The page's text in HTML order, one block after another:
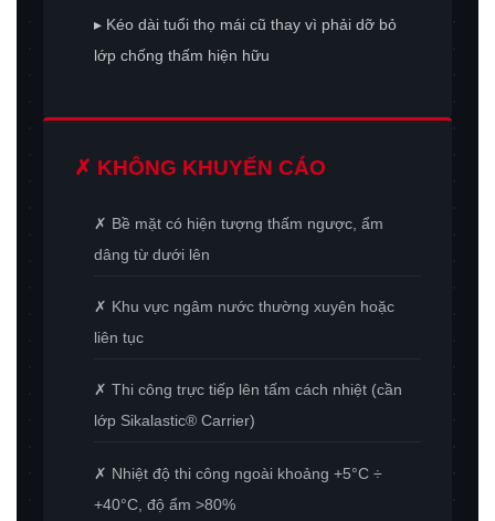
▸ Kéo dài tuổi thọ mái cũ thay vì phải dỡ bỏ
lớp chống thấm hiện hữu
✗ KHÔNG KHUYẾN CÁO
✗ Bề mặt có hiện tượng thấm ngược, ẩm
dâng từ dưới lên
✗ Khu vực ngâm nước thường xuyên hoặc
liên tục
✗ Thi công trực tiếp lên tấm cách nhiệt (cần
lớp Sikalastic® Carrier)
✗ Nhiệt độ thi công ngoài khoảng +5°C ÷
+40°C, độ ẩm >80%